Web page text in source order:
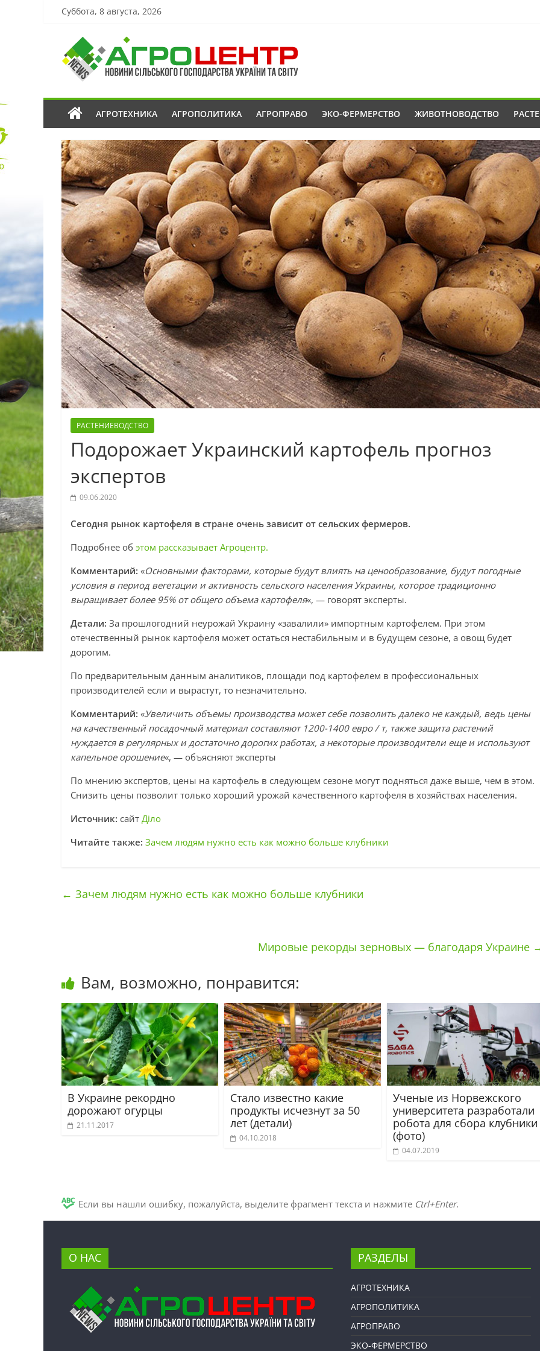
Суббота, 8 августа, 2026
АГРОТЕХНИКА АГРОПОЛИТИКА АГРОПРАВО ЭКО-ФЕРМЕРСТВО ЖИВОТНОВОДСТВО
РАСТЕНИЕВОДСТВО
Подорожает Украинский картофель прогноз
экспертов
09.06.2020
Сегодня рынок картофеля в стране очень зависит от сельских фермеров.
Подробнее об этом рассказывает Агроцентр.
Комментарий: «Основными факторами, которые будут влиять на ценообразование, будут погодные
условия в период вегетации и активность сельского населения Украины, которое традиционно
выращивает более 95% от общего объема картофеля«, — говорят эксперты.
Детали: За прошлогодний неурожай Украину «завалили» импортным картофелем. При этом
отечественный рынок картофеля может остаться нестабильным и в будущем сезоне, а овощ будет
дорогим.
По предварительным данным аналитиков, площади под картофелем в профессиональных
производителей если и вырастут, то незначительно.
Комментарий: «Увеличить объемы производства может себе позволить далеко не каждый, ведь цены
на качественный посадочный материал составляют 1200-1400 евро / т, также защита растений
нуждается в регулярных и достаточно дорогих работах, а некоторые производители еще и используют
капельное орошение«, — объясняют эксперты
По мнению экспертов, цены на картофель в следующем сезоне могут подняться даже выше, чем в этом.
Снизить цены позволит только хороший урожай качественного картофеля в хозяйствах населения.
Источник: сайт Діло
Читайте также: Зачем людям нужно есть как можно больше клубники
← Зачем людям нужно есть как можно больше клубники
Мировые рекорды зерновых — благодаря Украине
Вам, возможно, понравится:
В Украине рекордно
дорожают огурцы
21.11.2017
Стало известно какие
продукты исчезнут за 50
лет (детали)
04.10.2018
Ученые из Норвежского
университета разработали
робота для сбора клубники
(фото)
04.07.2019
Если вы нашли ошибку, пожалуйста, выделите фрагмент текста и нажмите Ctrl+Enter.
О НАС РАЗДЕЛЫ
АГРОТЕХНИКА
АГРОПОЛИТИКА
АГРОПРАВО
ЭКО-ФЕРМЕРСТВО